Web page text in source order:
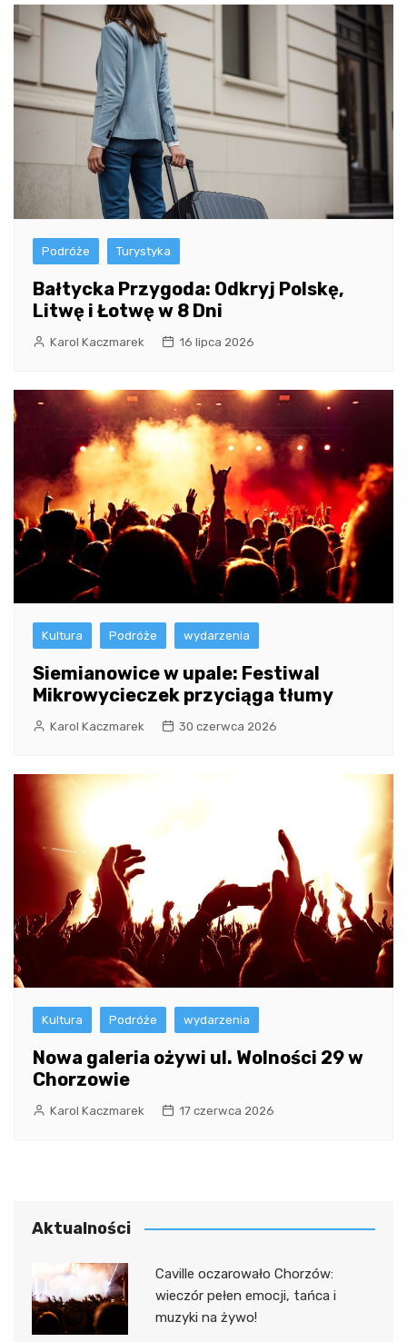
Podróże Turystyka
Bałtycka Przygoda: Odkryj Polskę,
Litwę i Łotwę w 8 Dni
Karol Kaczmarek 16 lipca 2026
Kultura Podróże wydarzenia
Siemianowice w upale: Festiwal
Mikrowycieczek przyciąga tłumy
Karol Kaczmarek 30 czerwca 2026
Kultura Podróże wydarzenia
Nowa galeria ożywi ul. Wolności 29 w
Chorzowie
Karol Kaczmarek 17 czerwca 2026
Aktualności
Caville oczarowało Chorzów:
wieczór pełen emocji, tańca i
muzyki na żywo!